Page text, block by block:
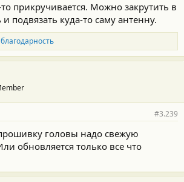
прикручивается. Можно закрутить в
подвязать куда-то саму антенну.
#3.239
головы надо свежую
обновляется только все что